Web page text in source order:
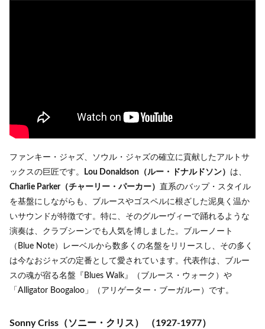
ファンキー・ジャズ、ソウル・ジャズの確立に貢献したアルトサ
ックスの巨匠です。
Lou Donaldson（ルー・ドナルドソン） は、
Charlie Parker（チャーリー・パーカー）
直系のバップ・スタイル
を基盤にしながらも、ブルースやゴスペルに根ざした泥臭く温か
いサウンドが特徴です。特に、そのグルーヴィーで踊れるような
演奏は、クラブシーンでも人気を博しました。ブルーノート
（Blue Note）レーベルから数多くの名盤をリリースし、その多く
は今なおジャズの定番として愛されています。代表作は、ブルー
スの魂が宿る名盤『Blues Walk』（ブルース・ウォーク）や
「Alligator Boogaloo」（アリゲーター・ブーガルー）です。
Sonny Criss（ソニー・クリス） （1927-1977）